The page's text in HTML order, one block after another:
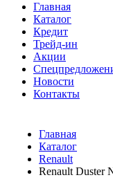
Главная
Каталог
Кредит
Трейд-ин
Акции
Новости
Контакты
Главная
Каталог
Renault
Renault Duster